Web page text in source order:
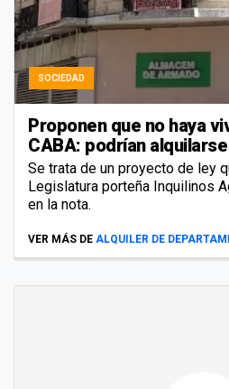
SOCIEDAD
Proponen que no haya
CABA: podrían
Se trata de un proyecto de ley
Legislatura porteña Inquilinos
en la nota.
VER MÁS DE ALQUILER DE